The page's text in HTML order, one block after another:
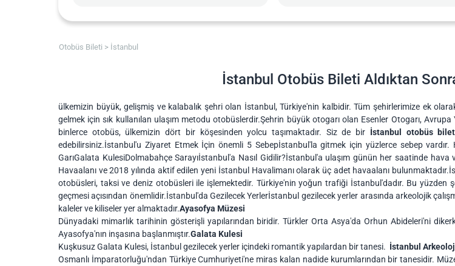
Otobüs Bileti İstanbul
İstanbul Otobüs Bileti Aldıktan
ülkemizin büyük, gelişmiş ve kalabalık şehri olan İstanbul, Türkiye'nin kalbidir. Tüm şehirlerimize ek
gelmek için sık kullanılan ulaşım metodu otobüslerdir.Şehrin büyük otogarı olan Esenler Otogarı,
binlerce otobüs, ülkemizin dört bir köşesinden yolcu taşımaktadır. Siz de bir İstanbul otobüs
edebilirsiniz.İstanbul'u Ziyaret Etmek İçin önemli 5 Sebepİstanbul'la gitmek için yüzlerce sebep
GarıGalata KulesiDolmabahçe Sarayıİstanbul'a Nasıl Gidilir?İstanbul'a ulaşım günün her saatinde
Havaalanı ve 2018 yılında aktif edilen yeni İstanbul Havalimanı olarak üç adet havaalanı
otobüsleri, taksi ve deniz otobüsleri ile işlemektedir. Türkiye'nin yoğun trafiği İstanbul'dadır. Bu yüzden
geçmesi açısından önemlidir.İstanbul'da Gezilecek Yerlerİstanbul gezilecek yerler arasında arkeolojik
kaleler ve kiliseler yer almaktadır.Ayasofya Müzesi
Dünyadaki mimarlık tarihinin gösterişli yapılarından biridir. Türkler Orta Asya'da Orhun Abideleri'ni
Ayasofya'nın inşasına başlanmıştır.Galata Kulesi
Kuşkusuz Galata Kulesi, İstanbul gezilecek yerler içindeki romantik yapılardan bir tanesi. İstanbul
Osmanlı İmparatorluğu'ndan Türkiye Cumhuriyeti'ne miras kalan nadide kurumlarından bir tanesidir.